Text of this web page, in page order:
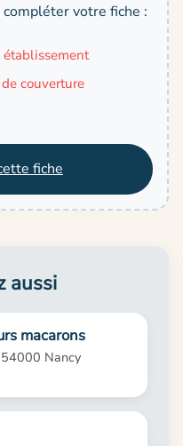
compléter votre fiche :
établissement
couverture
fiche
aussi
macarons
Nancy